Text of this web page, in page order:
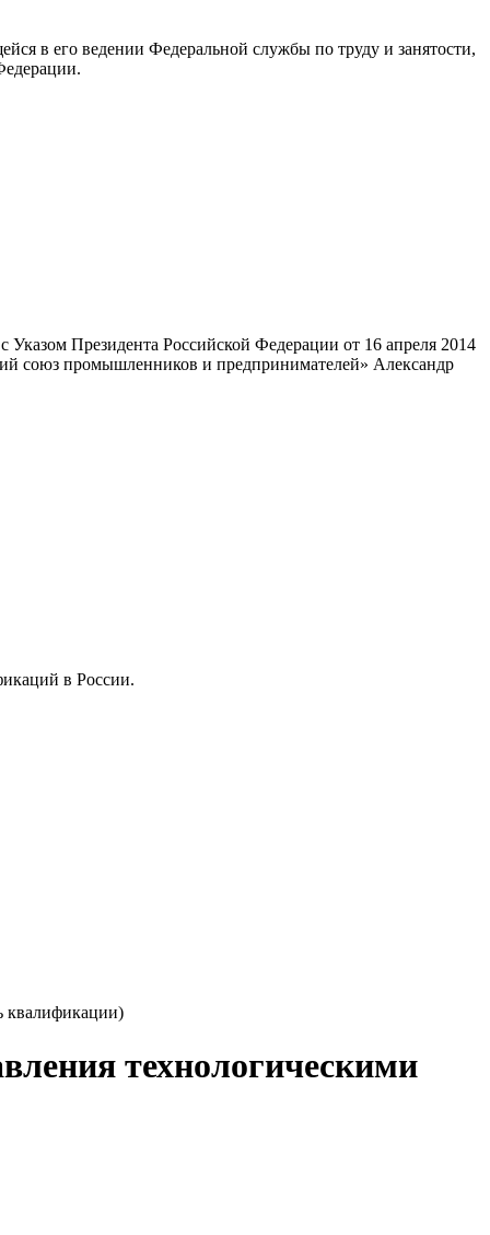
в его ведении Федеральной службы по труду и занятости,
Президента Российской Федерации от 16 апреля 2014
союз промышленников и предпринимателей» Александр
в России.
квалификации)
технологическими